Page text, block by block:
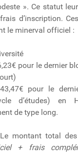
». Ce statut
d’inscription.
le minerval officiel :
pour le dernier
pour le
d’études) en
de type long.
Le montant total
+ frais